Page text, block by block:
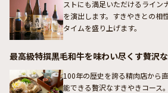
ストにも満足いただけるライン
を演出します。すきやきとの相
タイムを盛り上げます。
最高級特撰黒毛和牛を味わい尽くす贅沢
100年の歴史を誇る精肉店から
能できる贅沢なすきやきコース